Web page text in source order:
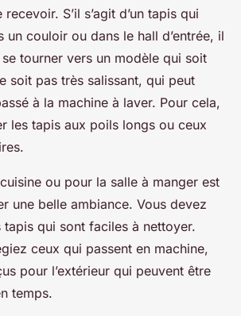
S’il s’agit d’un tapis qui
un couloir ou dans le hall d’entrée, il
tourner vers un modèle qui soit
soit pas très salissant, qui peut
à la machine à laver. Pour cela,
les tapis aux poils longs ou ceux
ou pour la salle à manger est
une belle ambiance. Vous devez
qui sont faciles à nettoyer.
ceux qui passent en machine,
pour l’extérieur qui peuvent être
temps.